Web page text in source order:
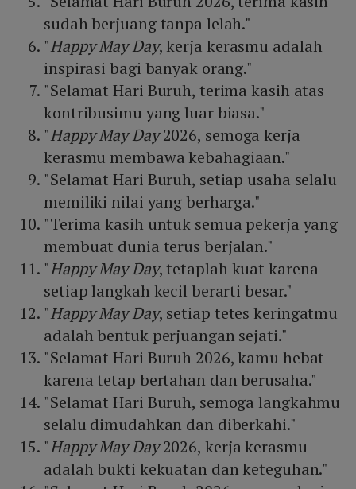
sudah berjuang tanpa lelah."
"Happy May Day, kerja kerasmu adalah
inspirasi bagi banyak orang."
"Selamat Hari Buruh, terima kasih atas
kontribusimu yang luar biasa."
"Happy May Day2026, semoga kerja
kerasmu membawa kebahagiaan."
"Selamat Hari Buruh, setiap usaha selalu
memiliki nilai yang berharga."
"Terima kasih untuk semua pekerja yang
membuat dunia terus berjalan."
"Happy May Day, tetaplah kuat karena
setiap langkah kecil berarti besar."
"Happy May Day, setiap tetes keringatmu
adalah bentuk perjuangan sejati."
"Selamat Hari Buruh 2026, kamu hebat
karena tetap bertahan dan berusaha."
"Selamat Hari Buruh, semoga langkahmu
selalu dimudahkan dan diberkahi."
"Happy May Day2026, kerja kerasmu
adalah bukti kekuatan dan keteguhan."